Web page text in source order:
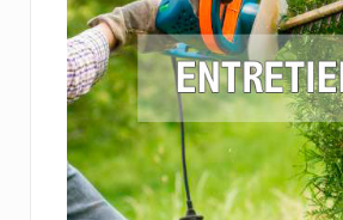
Confiez nous l'entretien de
de l'arrosage, à la taille en
mise en place de vos
Terre du Sud est là pour que
soit source que de plaisir et
laissez nous faire le